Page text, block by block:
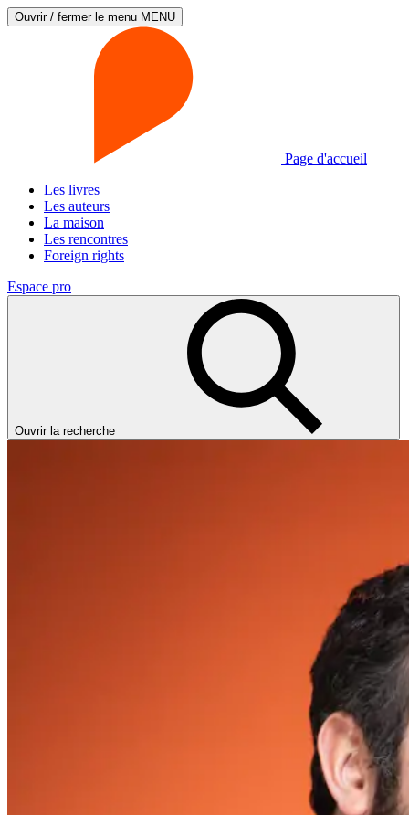
Ouvrir / fermer le menu MENU
Page d'accueil
Les livres
Les auteurs
La maison
Les rencontres
Foreign rights
Espace pro
Ouvrir la recherche